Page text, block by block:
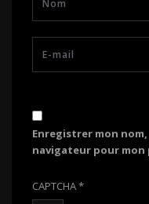
Enregistrer mon
navigateur pour mon
CAPTCHA*